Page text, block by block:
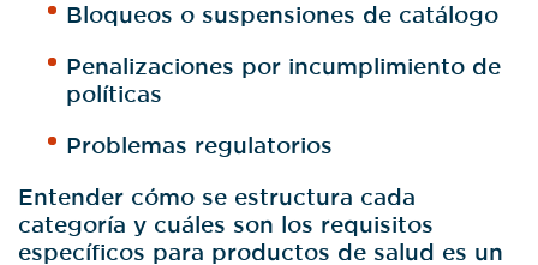
Bloqueos o suspensiones de catálogo
Penalizaciones por incumplimiento de
políticas
Problemas regulatorios
Entender cómo se estructura cada
categoría y cuáles son los requisitos
específicos para productos de salud es un